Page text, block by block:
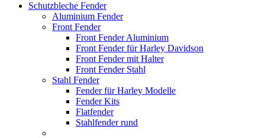
Schutzbleche Fender
Aluminium Fender
Front Fender
Front Fender Aluminium
Front Fender für Harley Davidson
Front Fender mit Halter
Front Fender Stahl
Stahl Fender
Fender für Harley Modelle
Fender Kits
Flatfender
Stahlfender rund